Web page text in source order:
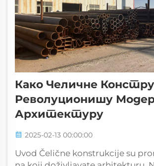
Како Челичне
Револуционишу
Архитектуру
2025-02-13 00:00:00
Uvod Čelične konstrukcije su